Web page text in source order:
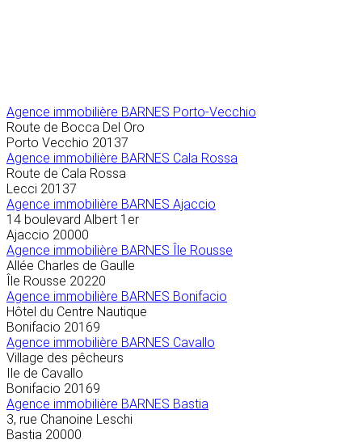
Agence immobilière BARNES Porto-Vecchio
Route de Bocca Del Oro
Porto Vecchio 20137
Agence immobilière BARNES Cala Rossa
Route de Cala Rossa
Lecci 20137
Agence immobilière BARNES Ajaccio
14 boulevard Albert 1er
Ajaccio 20000
Agence immobilière BARNES Île Rousse
Allée Charles de Gaulle
Île Rousse 20220
Agence immobilière BARNES Bonifacio
Hôtel du Centre Nautique
Bonifacio 20169
Agence immobilière BARNES Cavallo
Village des pêcheurs
Ile de Cavallo
Bonifacio 20169
Agence immobilière BARNES Bastia
3, rue Chanoine Leschi
Bastia 20000